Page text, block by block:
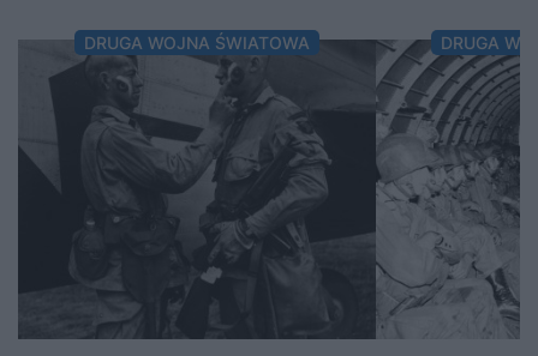
DRUGA WOJNA ŚWIATOWA DRUGA